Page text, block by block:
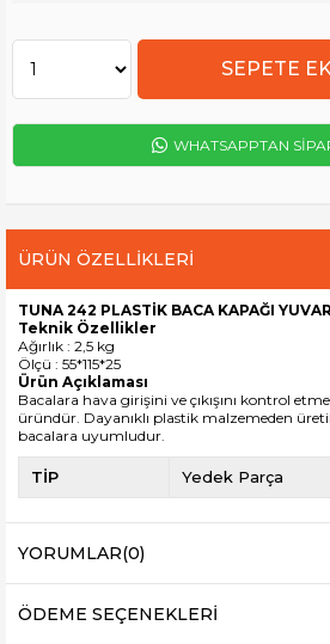
WHATSAPPTAN
ÜRÜN ÖZELLIKLERI
TUNA 242 PLASTİK BACA KAPAĞI
Teknik Özellikler
Ağırlık : 2,5 kg
Ölçü : 55*115*25
Ürün Açıklaması
Bacalara hava girişini ve çıkışını kontrol
üründür. Dayanıklı plastik malzemeden
bacalara uyumludur.
TİP Yedek Parça
YORUMLAR(0)
ÖDEME SEÇENEKLERI